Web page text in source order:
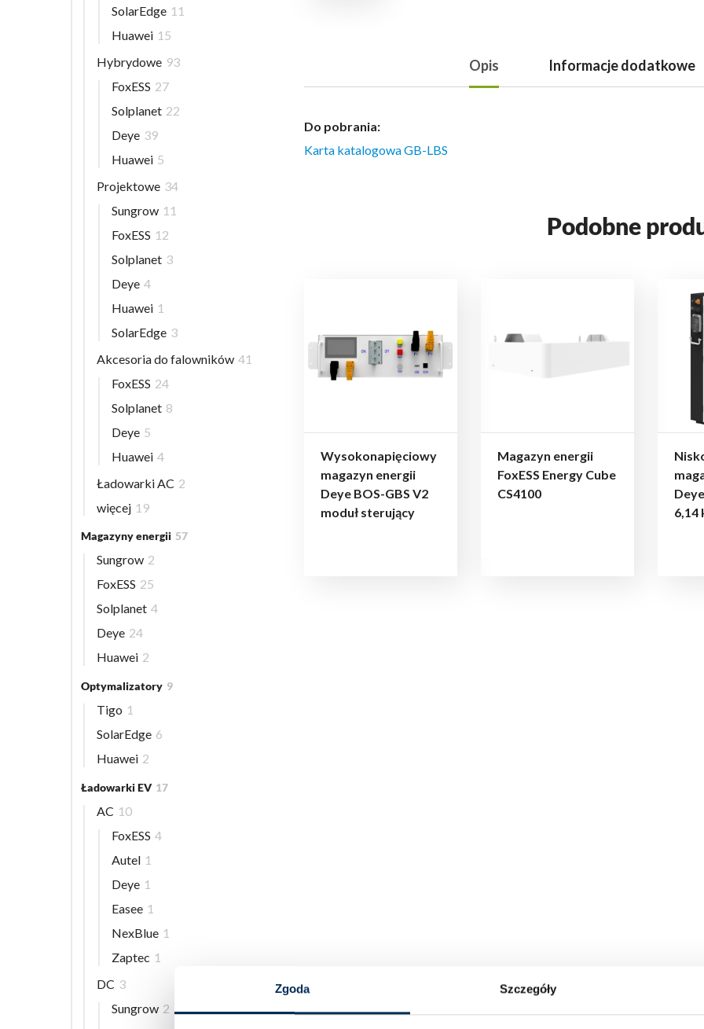
Zgoda Szczegóły
Opis Informacje dodatkowe
Do pobrania:
Karta katalogowa GB-LBS
Podobne
Wysokonapięciowy
magazyn energii
Deye BOS-GBS V2
moduł sterujący
Magazyn energii
FoxESS Energy Cube
CS4100
6,14
SolarEdge 11
Huawei 15
Hybrydowe 93
FoxESS 27
Solplanet 22
Deye 39
Huawei 5
Projektowe 34
Sungrow 11
FoxESS 12
Solplanet 3
Deye 4
Huawei 1
SolarEdge 3
Akcesoria do falowników 41
FoxESS 24
Solplanet 8
Deye 5
Huawei 4
Ładowarki AC 2
więcej 19
Magazyny energii 57
Sungrow 2
FoxESS 25
Solplanet 4
Deye 24
Huawei 2
Optymalizatory 9
Tigo 1
SolarEdge 6
Huawei 2
Ładowarki EV 17
AC 10
FoxESS 4
Autel 1
Deye 1
Easee 1
NexBlue 1
Zaptec 1
DC 3
Sungrow 2